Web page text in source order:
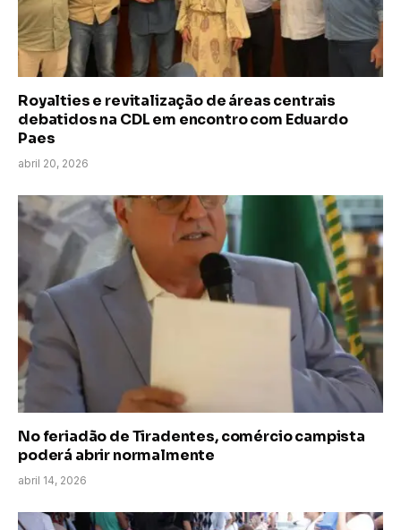
Royalties e revitalização de áreas centrais
debatidos na CDL em encontro com Eduardo
Paes
abril 20, 2026
No feriadão de Tiradentes, comércio campista
poderá abrir normalmente
abril 14, 2026